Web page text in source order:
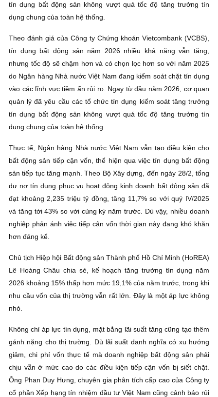
tín dụng bất động sản không vượt quá tốc độ tăng trưởng tín
dụng chung của toàn hệ thống.
Theo đánh giá của Công ty Chứng khoán Vietcombank (VCBS),
tín dụng bất động sản năm 2026 nhiều khả năng vẫn tăng,
nhưng tốc độ sẽ chậm hơn và có chọn lọc hơn so với năm 2025
do Ngân hàng Nhà nước Việt Nam đang kiểm soát chặt tín dụng
vào các lĩnh vực tiềm ẩn rủi ro. Ngay từ đầu năm 2026, cơ quan
quản lý đã yêu cầu các tổ chức tín dụng kiểm soát tăng trưởng
tín dụng bất động sản không vượt quá tốc độ tăng trưởng tín
dụng chung của toàn hệ thống.
Thực tế, Ngân hàng Nhà nước Việt Nam vẫn tạo điều kiện cho
bất động sản tiếp cận vốn, thể hiện qua việc tín dụng bất động
sản tiếp tục tăng mạnh. Theo Bộ Xây dựng, đến ngày 28/2, tổng
dư nợ tín dụng phục vụ hoạt động kinh doanh bất động sản đã
đạt khoảng 2,235 triệu tỷ đồng, tăng 11,7% so với quý IV/2025
và tăng tới 43% so với cùng kỳ năm trước. Dù vậy, nhiều doanh
nghiệp phản ánh việc tiếp cận vốn thời gian này đang khó khăn
hơn đáng kể.
Chủ tịch Hiệp hội Bất động sản Thành phố Hồ Chí Minh (HoREA)
Lê Hoàng Châu chia sẻ, kế hoạch tăng trưởng tín dụng năm
2026 khoảng 15% thấp hơn mức 19,1% của năm trước, trong khi
nhu cầu vốn của thị trường vẫn rất lớn. Đây là một áp lực không
nhỏ.
Không chỉ áp lực tín dụng, mặt bằng lãi suất tăng cũng tạo thêm
gánh nặng cho thị trường. Dù lãi suất danh nghĩa có xu hướng
giảm, chi phí vốn thực tế mà doanh nghiệp bất động sản phải
chịu vẫn ở mức cao do các điều kiện tiếp cận vốn bị siết chặt.
Ông Phan Duy Hưng, chuyên gia phân tích cấp cao của Công ty
cổ phần Xếp hạng tín nhiệm đầu tư Việt Nam cũng cảnh báo rủi